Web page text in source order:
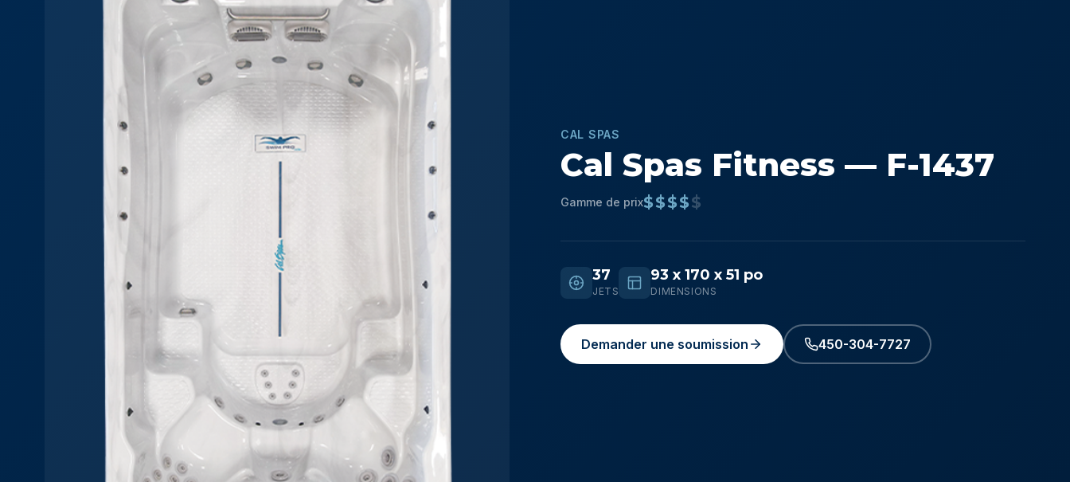
CAL SPAS
Cal Spas Fitness — F-1437
Gamme de prix$$$$$
37
JETS
93 x 170 x 51 po
DIMENSIONS
Demander une soumission 450-304-7727